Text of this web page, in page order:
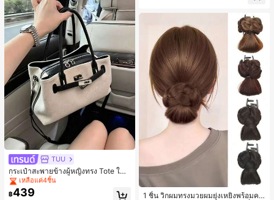
TUU
กระเป๋าสะพายข้างผู้หญิงทรง Tote ใบเ
ล็ก สไตล์วินเทจ ผิวด้าน คอลเลกชันให
ม่ฤดูร้อน 2026 สำหรับเดินทางไปทำงา
น แมตช์ง่าย
#1 ขายดี
เหลือแค่4ชิ้น
#1 ขายดี
เหลือแค่4ชิ้น
#1 ขายดี
เหลือแค่4ชิ้น
฿439
1 ชิ้น วิกผมทรงมวยผมยุ่งเหยิงพร้อมคลิ
#3 ขายดี
ใน เส้นใยสังเคราะห์ เครื่องประดับผมผู้หญิง
เกือบหมดแล้ว!